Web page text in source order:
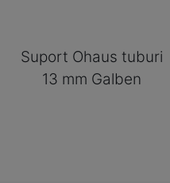
Suport Ohaus tuburi
13 mm Galben